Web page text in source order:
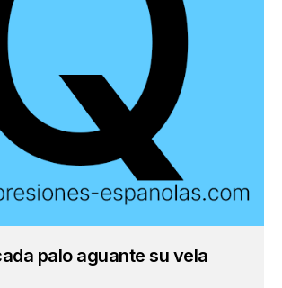
palo aguante su vela